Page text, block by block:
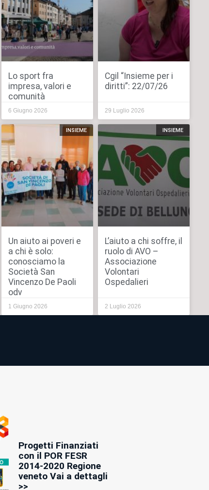
Lo sport fra
impresa, valori e
comunità
6 Giugno 2026
Cgil “Insieme per i
diritti”: 22/07/26
29 Luglio 2026
INSIEME
Un aiuto ai poveri e
a chi è solo:
conosciamo la
Società San
Vincenzo De Paoli
odv
1 Giugno 2026
INSIEME
L’aiuto a chi soffre, il
ruolo di AVO –
Associazione
Volontari
Ospedalieri
2 Luglio 2026
Progetti Finanziati
con il POR FESR
2014-2020 Regione
veneto Vai a dettagli
>>